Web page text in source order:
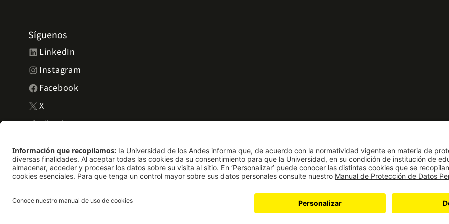
Síguenos
LinkedIn
Instagram
Facebook
X
TikTok
del 30 de mayo de 1964. Reconocimiento personería jurídica: Resolución 28 del 23 de febrero de 1949